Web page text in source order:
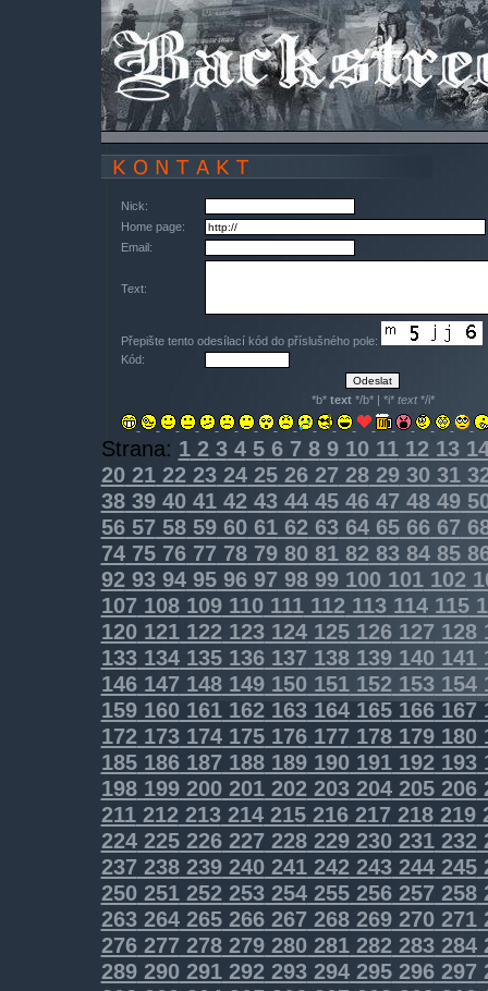
Nick:
Home page:
Email:
Text:
Přepište tento odesílací kód do příslušného pole:
Kód:
*b* text*/b* | *i* text*/i*
Strana: 12345678910111213
202122232425262728293031
383940414243444546474849
565758596061626364656667
747576777879808182838485
9293949596979899100101102
107108109110111112113114115
120121122123124125126127 128
133134135136137138139140 141
146147148149150151152153154
159160161162163164165166167
172173174175176177178179180
185186187188189190191192193
198199200201202203204205206
211212213214215216217218219
224225226227228229230231232
237238239240241242243244245
250251252253254255256257258
263264265266267268269270271
276277278279280281282283284
289290291292293294295296297